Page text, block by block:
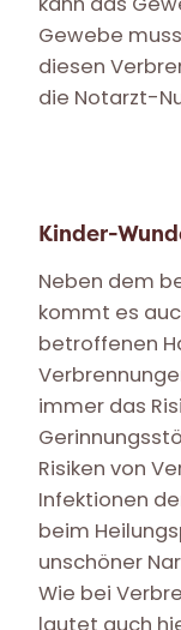
Gewebe
diesen
die Notarzt-
Kinder-
Neben dem
kommt es
betroffenen
immer das
Risiken von
Infektionen
beim
unschöner
Wie bei